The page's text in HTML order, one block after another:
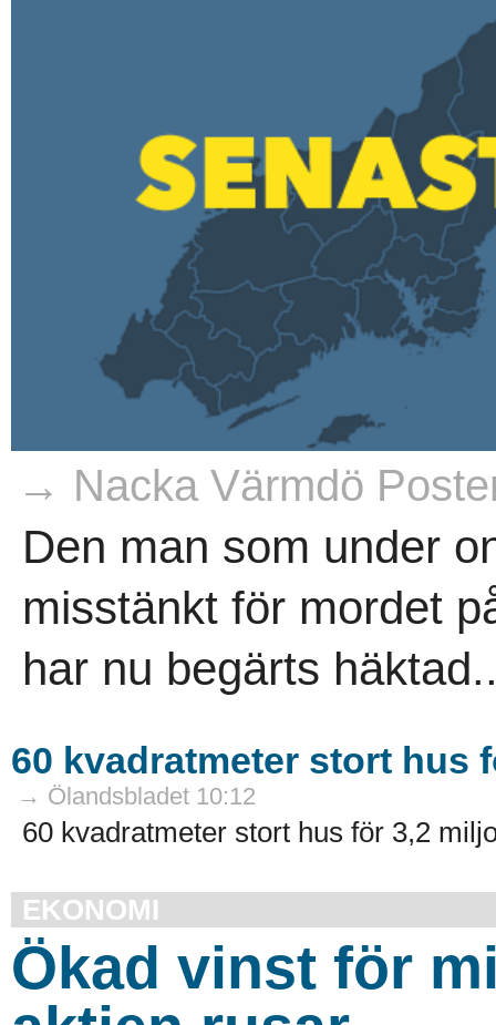
→ Nacka Värmdö
Den man som under
misstänkt för mordet
har nu begärts
60 kvadratmeter stort hus
→ Ölandsbladet 10:12
60 kvadratmeter stort hus för 3,2
EKONOMI
Ökad vinst för